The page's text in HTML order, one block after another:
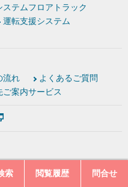
索 閲覧履歴 問合せ
ステムフロアトラック
運転支援システム
流れ
よくあるご質問
ご案内サービス